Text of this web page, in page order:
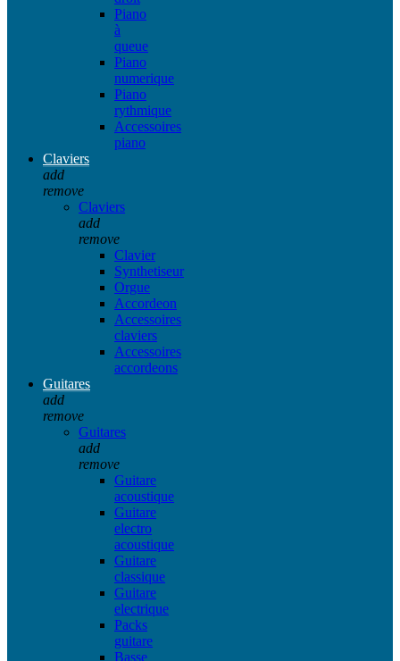
Piano
à
queue
Piano
numerique
Piano
rythmique
Accessoires
piano
Claviers
add
remove
Claviers
add
remove
Clavier
Synthetiseur
Orgue
Accordeon
Accessoires
claviers
Accessoires
accordeons
Guitares
add
remove
Guitares
add
remove
Guitare
acoustique
Guitare
electro
acoustique
Guitare
classique
Guitare
electrique
Packs
guitare
Basse